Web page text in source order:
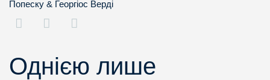
Попеску & Георгіос Верді
Однією лише